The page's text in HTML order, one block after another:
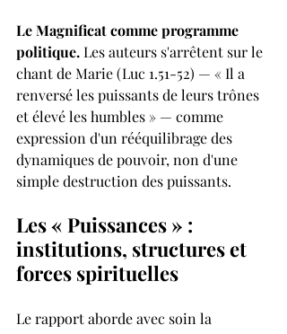
Le Magnificat comme programme
politique. Les auteurs s'arrêtent sur le
chant de Marie (Luc 1.51-52) — « Il a
renversé les puissants de leurs trônes
et élevé les humbles » — comme
expression d'un rééquilibrage des
dynamiques de pouvoir, non d'une
simple destruction des puissants.
Les « Puissances » :
institutions, structures et
forces spirituelles
Le rapport aborde avec soin la